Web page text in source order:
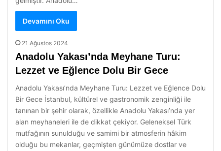
Devamını Oku
21 Ağustos 2024
Anadolu Yakası’nda Meyhane Turu:
Lezzet ve Eğlence Dolu Bir Gece
Anadolu Yakası’nda Meyhane Turu: Lezzet ve Eğlence Dolu
Bir Gece İstanbul, kültürel ve gastronomik zenginliği ile
tanınan bir şehir olarak, özellikle Anadolu Yakası’nda yer
alan meyhaneleri ile de dikkat çekiyor. Geleneksel Türk
mutfağının sunulduğu ve samimi bir atmosferin hâkim
olduğu bu mekanlar, geçmişten günümüze dostlar ve